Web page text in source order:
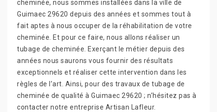
cheminée, nous sommes installées dans la ville de
Guimaec 29620 depuis des années et sommes tout à
fait aptes à nous occuper de la réhabilitation de votre
cheminée. Et pour ce faire, nous allons réaliser un
tubage de cheminée. Exerçant le métier depuis des
années nous saurons vous fournir des résultats
exceptionnels et réaliser cette intervention dans les
règles de l’art. Ainsi, pour des travaux de tubage de
cheminée de qualité à Guimaec 29620 ; n’hésitez pas à
contacter notre entreprise Artisan Lafleur.